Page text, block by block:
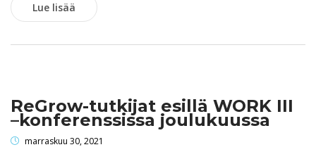
Lue lisää
ReGrow-tutkijat esillä WORK III
–konferenssissa joulukuussa
marraskuu 30, 2021